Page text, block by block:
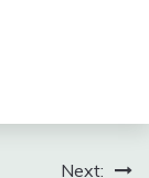
Next: